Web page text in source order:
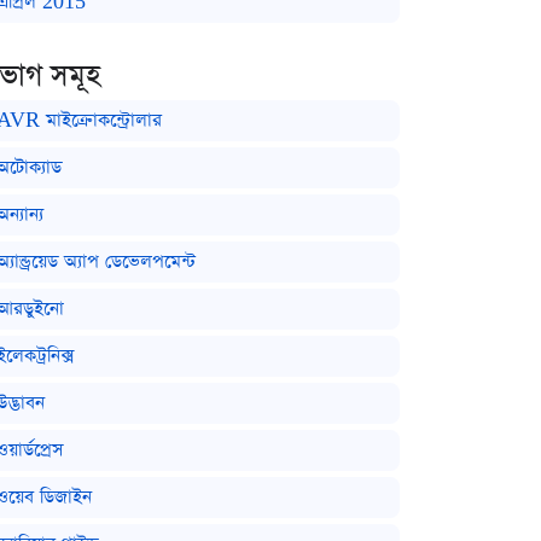
সমূহ
মাইক্রোকন্ট্রোলার
অ্যাপ ডেভেলপমেন্ট
ডিজাইন